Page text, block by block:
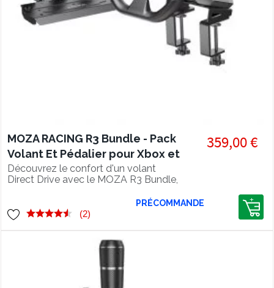
MOZA RACING R3 Bundle - Pack
Volant Et Pédalier pour Xbox et
PC
Découvrez le confort d'un volant
Direct Drive avec le MOZA R3 Bundle,
359,00 €
(2)
PRÉCOMMANDE